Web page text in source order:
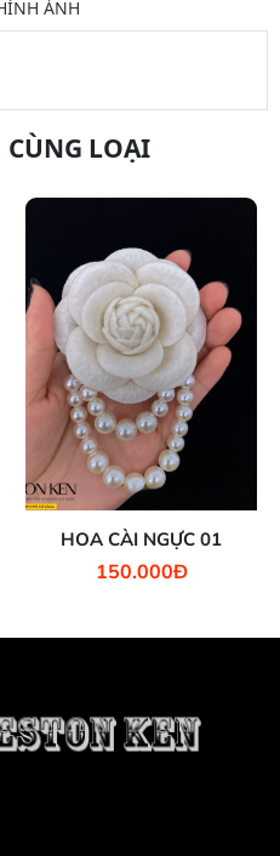
ẢNH
CÙNG LOẠI
HOA CÀI NGỰC 01
150.000Đ